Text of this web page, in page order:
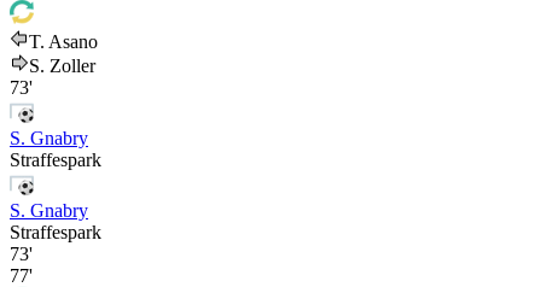
T. Asano
S. Zoller
73'
S. Gnabry
Straffespark
S. Gnabry
Straffespark
73'
77'